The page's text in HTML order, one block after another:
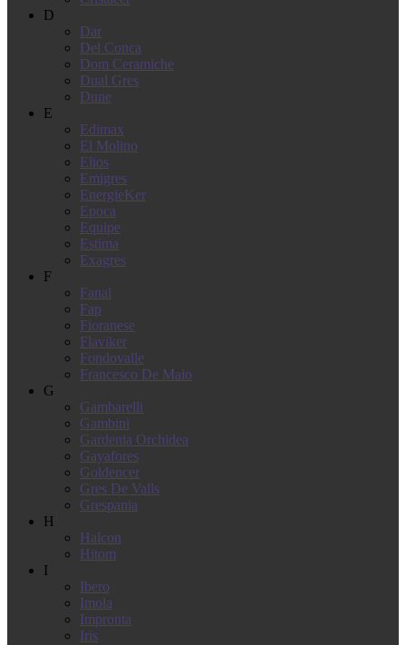
D
Dar
Del Conca
Dom Ceramiche
Dual Gres
Dune
E
Edimax
El Molino
Elios
Emigres
EnergieKer
Epoca
Equipe
Estima
Exagres
F
Fanal
Fap
Fioranese
Flaviker
Fondovalle
Francesco De Maio
G
Gambarelli
Gambini
Gardenia Orchidea
Gayafores
Goldencer
Gres De Valls
Grespania
H
Halcon
Hitom
I
Ibero
Imola
Impronta
Iris